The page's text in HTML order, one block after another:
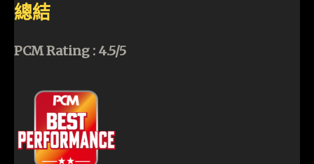
總結
PCM Rating : 4.5/5